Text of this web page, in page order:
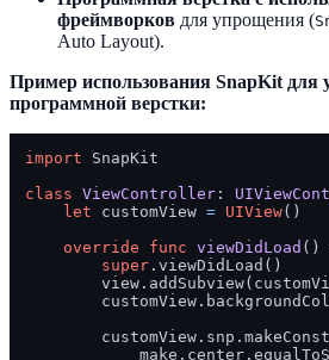
фреймворков для упрощения (
Auto Layout).
Пример использования SnapKit для
программной верстки:
import SnapKit
class ViewController :
let customView = UIView()
override
func viewDidLoad ()
super .viewDidLoad()